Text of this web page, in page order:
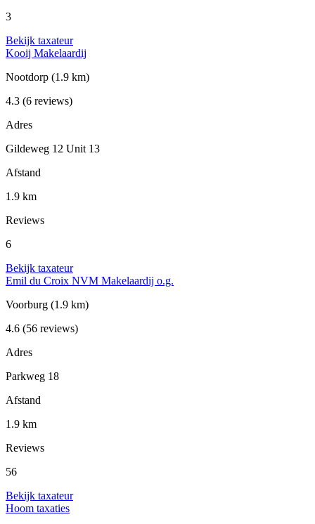
3
Bekijk taxateur
Kooij Makelaardij
Nootdorp (1.9 km)
4.3 (6 reviews)
Adres
Gildeweg 12 Unit 13
Afstand
1.9 km
Reviews
6
Bekijk taxateur
Emil du Croix NVM Makelaardij o.g.
Voorburg (1.9 km)
4.6 (56 reviews)
Adres
Parkweg 18
Afstand
1.9 km
Reviews
56
Bekijk taxateur
Hoom taxaties